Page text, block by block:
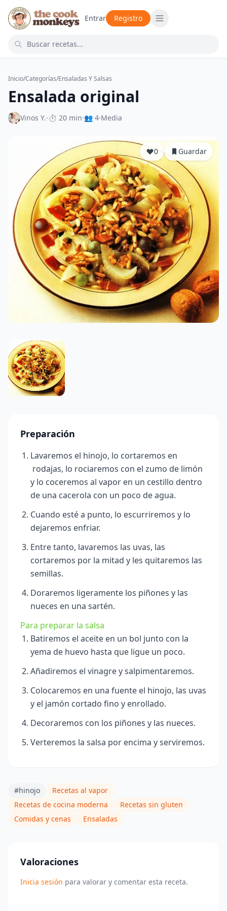
Entrar Registro
Inicio/Categorías/Ensaladas Y Salsas
Ensalada original
Vinos Y.·⏱ 20 min·👥 4·Media
0 Guardar
Preparación
Lavaremos el hinojo, lo cortaremos en
rodajas, lo rociaremos con el zumo de limón
y lo coceremos al vapor en un cestillo dentro
de una cacerola con un poco de agua.
Cuando esté a punto, lo escurriremos y lo
dejaremos enfriar.
Entre tanto, lavaremos las uvas, las
cortaremos por la mitad y les quitaremos las
semillas.
Doraremos ligeramente los piñones y las
nueces en una sartén.
Para preparar la salsa
Batiremos el aceite en un bol junto con la
yema de huevo hasta que ligue un poco.
Añadiremos el vinagre y salpimentaremos.
Colocaremos en una fuente el hinojo, las uvas
y el jamón cortado fino y enrollado.
Decoraremos con los piñones y las nueces.
Verteremos la salsa por encima y serviremos.
#hinojo
Recetas al vapor
Recetas de cocina moderna
Recetas sin gluten
Comidas y cenas
Ensaladas
Valoraciones
Inicia sesión para valorar y comentar esta receta.